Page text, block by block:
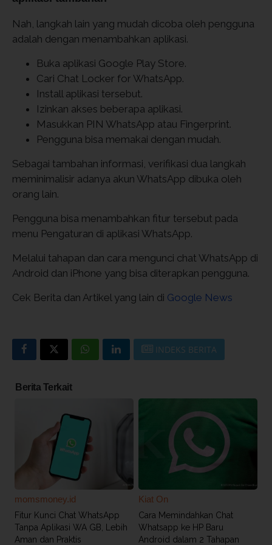
Nah, langkah lain yang mudah dicoba oleh pengguna
adalah dengan menambahkan aplikasi.
Buka aplikasi Google Play Store.
Cari Chat Locker for WhatsApp.
Install aplikasi tersebut.
Izinkan akses beberapa aplikasi.
Masukkan PIN WhatsApp atau Fingerprint.
Pengguna bisa memakai dengan mudah.
Sebagai tambahan informasi, verifikasi dua langkah
meminimalisir adanya akun WhatsApp dibuka oleh
orang lain.
Pengguna bisa menambahkan fitur tersebut pada
menu Pengaturan di aplikasi WhatsApp.
Melalui tahapan dan cara mengunci chat WhatsApp di
Android dan iPhone yang bisa diterapkan pengguna.
Cek Berita dan Artikel yang lain di Google News
INDEKS BERITA
Berita Terkait
momsmoney.id
Fitur Kunci Chat WhatsApp
Tanpa Aplikasi WA GB, Lebih
Aman dan Praktis
Kiat On
Cara Memindahkan Chat
Whatsapp ke HP Baru
Android dalam 2 Tahapan